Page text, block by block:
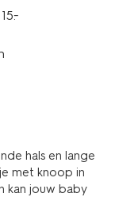
hals en lange
met knoop in
kan jouw baby